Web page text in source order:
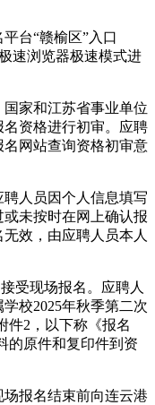
台“赣榆区”入口
速浏览器极速模式进
家和江苏省事业单位
资格进行初审。应聘
名网站查询资格初审意
人员因个人信息填写
未按时在网上确认报
效，由应聘人员本人
受现场报名。应聘人
校2025年秋季第二次
件2，以下称《报名
的原件和复印件到资
报名结束前向连云港